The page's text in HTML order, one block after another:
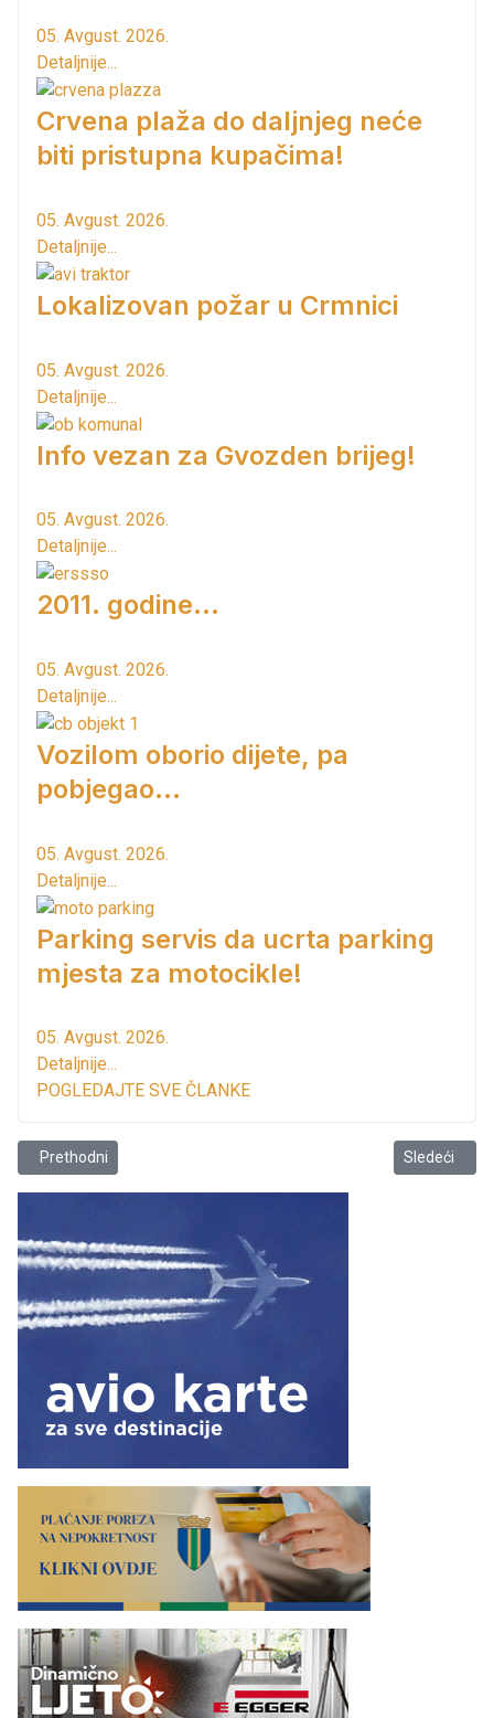
05. Avgust. 2026.
Detaljnije...
Crvena plaža do daljnjeg neće
biti pristupna kupačima!
05. Avgust. 2026.
Detaljnije...
Lokalizovan požar u Crmnici
05. Avgust. 2026.
Detaljnije...
Info vezan za Gvozden brijeg!
05. Avgust. 2026.
Detaljnije...
2011. godine...
05. Avgust. 2026.
Detaljnije...
Vozilom oborio dijete, pa
pobjegao...
05. Avgust. 2026.
Detaljnije...
Parking servis da ucrta parking
mjesta za motocikle!
05. Avgust. 2026.
Detaljnije...
POGLEDAJTE SVE ČLANKE
Prethodni članak: Čempresi @ grad Bar ne tako davno
Prethodni Sledeći
Sledeći